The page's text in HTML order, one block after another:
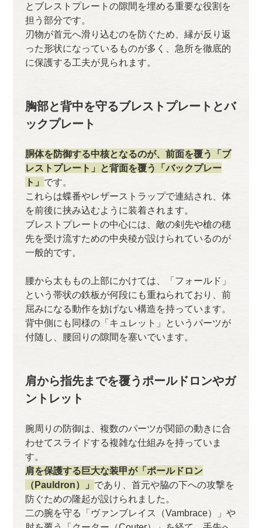
とブレストプレートの隙間を埋める重要な役割を
担う部分です。
刃物が首元へ滑り込むのを防ぐため、縁が反り返
った形状になっているものが多く、急所を徹底的
に保護する工夫が見られます。
胸部と背中を守るブレストプレートとバ
ックプレート
胴体を防御する中核となるのが、前面を覆う「ブ
レストプレート」と背面を覆う「バックプレー
ト」 です。
これらは蝶番やレザーストラップで連結され、体
を前後に挟み込むように装着されます。
ブレストプレートの中心には、敵の剣先や槍の穂
先を受け流すための中央稜が設けられているのが
一般的です。
腰から太ももの上部にかけては、「フォールド」
という帯状の鉄板が何段にも重ねられており、前
屈みになる動作を妨げない構造を持っています。
背中側にも同様の「キュレット」というパーツが
付随し、腰回りの隙間を塞いでいます。
肩から指先までを覆うポールドロンやガ
ントレット
腕周りの防御は、複数のパーツが関節の動きに合
わせてスライドする複雑な仕組みを持っていま
す。
肩を保護する巨大な装甲が「ポールドロン
（Pauldron）」 であり、首元や脇の下への攻撃を
防ぐための隆起が設けられました。
二の腕を守る「ヴァンブレイス（Vambrace）」や